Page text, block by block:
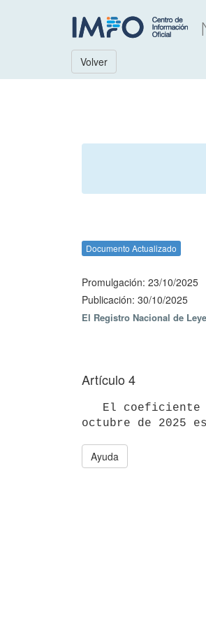
Volver
Documento Actualizado
Promulgación: 23/10/2025
Publicación: 30/10/2025
El Registro Nacional de
Artículo 4
Ayuda